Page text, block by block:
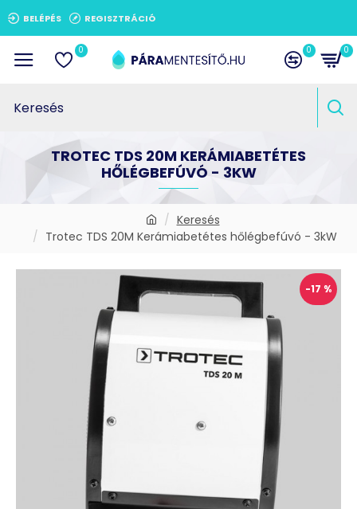
BELÉPÉS REGISZTRÁCIÓ
0 0 0
Keresés
Trotec TDS 20M Kerámiabetétes hőlégbefúvó - 3kW
TROTEC TDS 20M KERÁMIABETÉTES
HŐLÉGBEFÚVÓ - 3KW
-17 %